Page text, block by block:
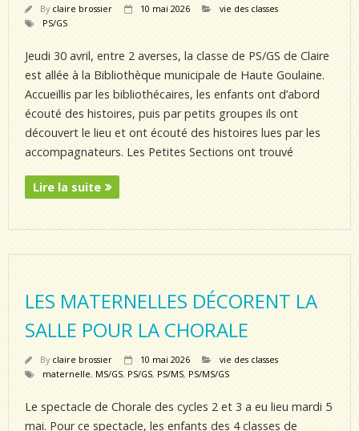
By claire brossier 10 mai 2026
vie des classes
PS/GS
Jeudi 30 avril, entre 2 averses, la classe de PS/GS de Claire
est allée à la Bibliothèque municipale de Haute Goulaine.
Accueillis par les bibliothécaires, les enfants ont d’abord
écouté des histoires, puis par petits groupes ils ont
découvert le lieu et ont écouté des histoires lues par les
accompagnateurs. Les Petites Sections ont trouvé
Lire la suite
LES MATERNELLES DÉCORENT LA
SALLE POUR LA CHORALE
By claire brossier 10 mai 2026
vie des classes
maternelle, MS/GS, PS/GS, PS/MS, PS/MS/GS
Le spectacle de Chorale des cycles 2 et 3 a eu lieu mardi 5
mai. Pour ce spectacle, les enfants des 4 classes de